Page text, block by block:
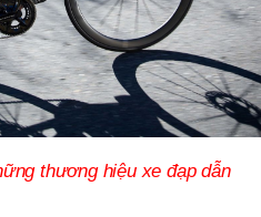
thương hiệu xe đạp dẫn